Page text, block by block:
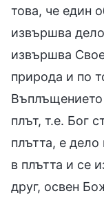
това, че един
извършва
извършва
природа и по
Въплъщението
плът, т.е. Бог
плътта, е
в плътта и се
друг, освен